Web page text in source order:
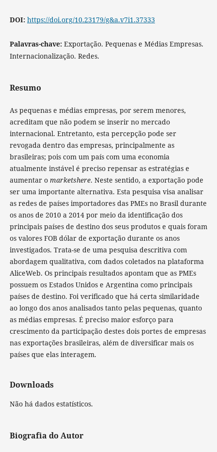
DOI: https://doi.org/10.23179/g&a.v7i1.37333
Palavras-chave: Exportação. Pequenas e Médias Empresas.
Internacionalização. Redes.
Resumo
As pequenas e médias empresas, por serem menores,
acreditam que não podem se inserir no mercado
internacional. Entretanto, esta percepção pode ser
revogada dentro das empresas, principalmente as
brasileiras; pois com um país com uma economia
atualmente instável é preciso repensar as estratégias e
aumentar o marketshere. Neste sentido, a exportação pode
ser uma importante alternativa. Esta pesquisa visa analisar
as redes de países importadores das PMEs no Brasil durante
os anos de 2010 a 2014 por meio da identificação dos
principais países de destino dos seus produtos e quais foram
os valores FOB dólar de exportação durante os anos
investigados. Trata-se de uma pesquisa descritiva com
abordagem qualitativa, com dados coletados na plataforma
AliceWeb. Os principais resultados apontam que as PMEs
possuem os Estados Unidos e Argentina como principais
países de destino. Foi verificado que há certa similaridade
ao longo dos anos analisados tanto pelas pequenas, quanto
as médias empresas. É preciso maior esforço para
crescimento da participação destes dois portes de empresas
nas exportações brasileiras, além de diversificar mais os
países que elas interagem.
Downloads
Não há dados estatísticos.
Biografia do Autor